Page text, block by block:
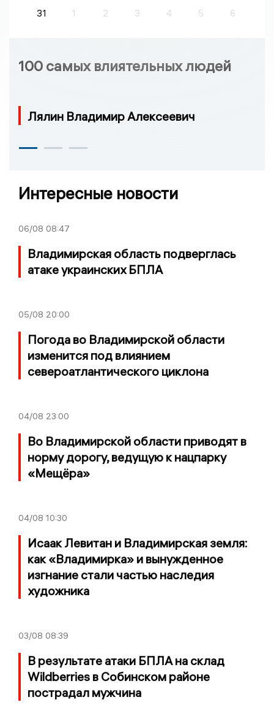
31
1 2 3 4 5 6
100 самых влиятельных людей
Лялин Владимир Алексеевич
Интересные новости
06/08 08:47
Владимирская область подверглась
атаке украинских БПЛА
05/08 20:00
Погода во Владимирской области
изменится под влиянием
североатлантического циклона
04/08 23:00
Во Владимирской области приводят в
норму дорогу, ведущую к нацпарку
«Мещёра»
04/08 10:30
Исаак Левитан и Владимирская земля:
как «Владимирка» и вынужденное
изгнание стали частью наследия
художника
03/08 08:39
В результате атаки БПЛА на склад
Wildberries в Собинском районе
пострадал мужчина